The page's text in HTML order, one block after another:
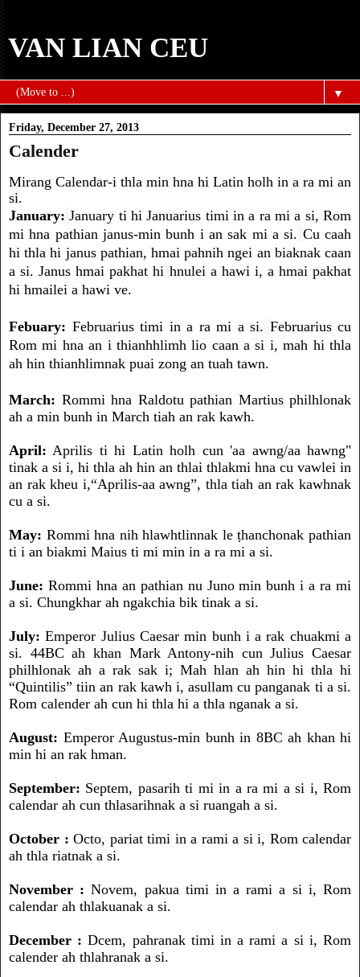
VAN LIAN CEU
▼
Friday, December 27, 2013
Calender
Mirang Calendar-i thla min hna hi Latin holh in a ra mi an
si.
January: January ti hi Januarius timi in a ra mi a si, Rom
mi hna pathian janus-min bunh i an sak mi a si. Cu caah
hi thla hi janus pathian, hmai pahnih ngei an biaknak caan
a si. Janus hmai pakhat hi hnulei a hawi i, a hmai pakhat
hi hmailei a hawi ve.
Febuary: Februarius timi in a ra mi a si. Februarius cu
Rom mi hna an i thianhhlimh lio caan a si i, mah hi thla
ah hin thianhlimnak puai zong an tuah tawn.
March: Rommi hna Raldotu pathian Martius philhlonak
ah a min bunh in March tiah an rak kawh.
April: Aprilis ti hi Latin holh cun 'aa awng/aa hawng"
tinak a si i, hi thla ah hin an thlai thlakmi hna cu vawlei in
an rak kheu i,“Aprilis-aa awng”, thla tiah an rak kawhnak
cu a si.
May: Rommi hna nih hlawhtlinnak le ṭhanchonak pathian
ti i an biakmi Maius ti mi min in a ra mi a si.
June: Rommi hna an pathian nu Juno min bunh i a ra mi
a si. Chungkhar ah ngakchia bik tinak a si.
July: Emperor Julius Caesar min bunh i a rak chuakmi a
si. 44BC ah khan Mark Antony-nih cun Julius Caesar
philhlonak ah a rak sak i; Mah hlan ah hin hi thla hi
“Quintilis” tiin an rak kawh i, asullam cu panganak ti a si.
Rom calender ah cun hi thla hi a thla nganak a si.
August: Emperor Augustus-min bunh in 8BC ah khan hi
min hi an rak hman.
September: Septem, pasarih ti mi in a ra mi a si i, Rom
calendar ah cun thlasarihnak a si ruangah a si.
October : Octo, pariat timi in a rami a si i, Rom calendar
ah thla riatnak a si.
November : Novem, pakua timi in a rami a si i, Rom
calendar ah thlakuanak a si.
December :Dcem, pahranak timi in a rami a si i, Rom
calender ah thlahranak a si.